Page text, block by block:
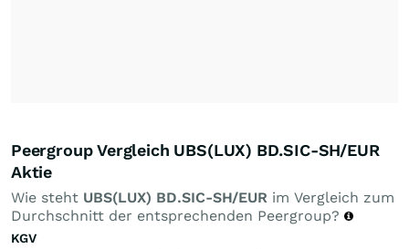
Peergroup Vergleich UBS(LUX) BD.SIC-SH/EUR
Aktie
Wie steht UBS(LUX) BD.SIC-SH/EUR im Vergleich zum
Durchschnitt der entsprechenden Peergroup?
KGV